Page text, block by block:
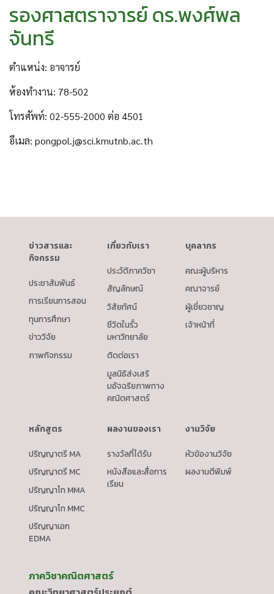
รองศาสตราจารย์ ดร.พงศ์พล
จันทรี
ตำแหน่ง: อาจารย์
ห้องทำงาน: 78-502
โทรศัพท์: 02-555-2000 ต่อ 4501
อีเมล: pongpol.j@sci.kmutnb.ac.th
ข่าวสารและ
กิจกรรม
ประชาสัมพันธ์
การเรียนการสอน
ทุนการศึกษา
ข่าววิจัย
ภาพกิจกรรม
เกี่ยวกับเรา
ประวัติภาควิชา
สัญลักษณ์
วิสัยทัศน์
ชีวิตในรั้ว
มหาวิทยาลัย
ติดต่อเรา
มูลนิธิส่งเสริ
มอัจฉริยภาพทาง
คณิตศาสตร์
บุคลากร
คณะผู้บริหาร
คณาจารย์
ผู้เชี่ยวชาญ
เจ้าหน้าที่
หลักสูตร
ปริญญาตรี MA
ปริญญาตรี MC
ปริญญาโท MMA
ปริญญาโท MMC
ปริญญาเอก
EDMA
ผลงานของเรา
รางวัลที่ได้รับ
หนังสือและสื่อการ
เรียน
งานวิจัย
หัวข้องานวิจัย
ผลงานตีพิมพ์
ภาควิชาคณิตศาสตร์